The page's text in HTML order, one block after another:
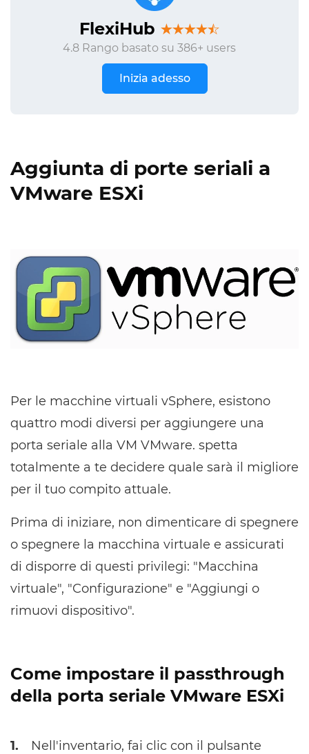
FlexiHub
4.8 Rango basato su 386+ users
Inizia adesso
Aggiunta di porte seriali a
VMware ESXi
Per le macchine virtuali vSphere, esistono
quattro modi diversi per aggiungere una
porta seriale alla VM VMware. spetta
totalmente a te decidere quale sarà il migliore
per il tuo compito attuale.
Prima di iniziare, non dimenticare di spegnere
o spegnere la macchina virtuale e assicurati
di disporre di questi privilegi: "Macchina
virtuale", "Configurazione" e "Aggiungi o
rimuovi dispositivo".
Come impostare il passthrough
della porta seriale VMware ESXi
1.
Nell'inventario, fai clic con il pulsante